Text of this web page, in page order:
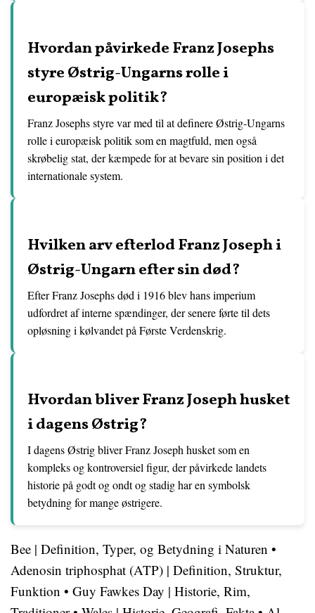
Hvordan påvirkede Franz Josephs
styre Østrig-Ungarns rolle i
europæisk politik?
Franz Josephs styre var med til at definere Østrig-Ungarns
rolle i europæisk politik som en magtfuld, men også
skrøbelig stat, der kæmpede for at bevare sin position i det
internationale system.
Hvilken arv efterlod Franz Joseph i
Østrig-Ungarn efter sin død?
Efter Franz Josephs død i 1916 blev hans imperium
udfordret af interne spændinger, der senere førte til dets
opløsning i kølvandet på Første Verdenskrig.
Hvordan bliver Franz Joseph husket
i dagens Østrig?
I dagens Østrig bliver Franz Joseph husket som en
kompleks og kontroversiel figur, der påvirkede landets
historie på godt og ondt og stadig har en symbolsk
betydning for mange østrigere.
Bee | Definition, Typer, og Betydning i Naturen •
Adenosin triphosphat (ATP) | Definition, Struktur,
Funktion • Guy Fawkes Day | Historie, Rim,